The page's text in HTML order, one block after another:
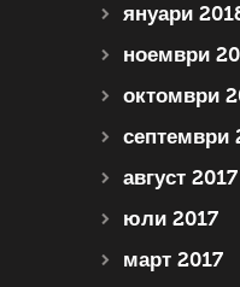
януари
ноември
октомври
септември
август 2017
юли 2017
март 2017